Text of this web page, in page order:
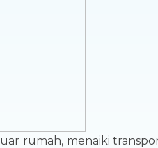
rumah, menaiki